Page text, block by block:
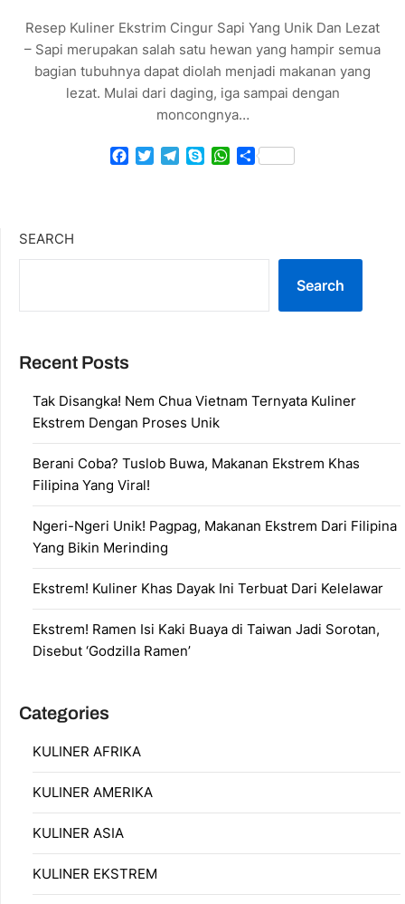
Resep Kuliner Ekstrim Cingur Sapi Yang Unik Dan Lezat
– Sapi merupakan salah satu hewan yang hampir semua
bagian tubuhnya dapat diolah menjadi makanan yang
lezat. Mulai dari daging, iga sampai dengan
moncongnya…
Facebook
TwitterTelegram
SkypeWhatsApp
Share
SEARCH
Search
Recent Posts
Tak Disangka! Nem Chua Vietnam Ternyata Kuliner
Ekstrem Dengan Proses Unik
Berani Coba? Tuslob Buwa, Makanan Ekstrem Khas
Filipina Yang Viral!
Ngeri-Ngeri Unik! Pagpag, Makanan Ekstrem Dari Filipina
Yang Bikin Merinding
Ekstrem! Kuliner Khas Dayak Ini Terbuat Dari Kelelawar
Ekstrem! Ramen Isi Kaki Buaya di Taiwan Jadi Sorotan,
Disebut ‘Godzilla Ramen’
Categories
KULINER AFRIKA
KULINER AMERIKA
KULINER ASIA
KULINER EKSTREM